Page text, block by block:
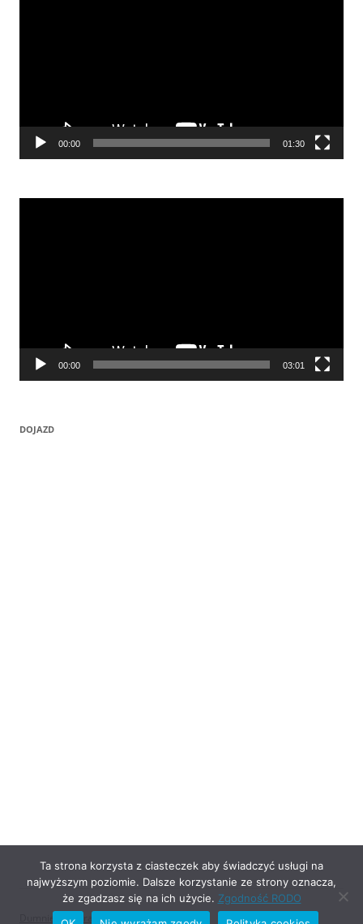
00:00 01:30
Odtwarzacz
00:00 03:01
DOJAZD
Dumnie wspierane przez WordPress
Ta strona korzysta z ciasteczek aby świadczyć usługi na
najwyższym poziomie. Dalsze korzystanie ze strony oznacza,
że zgadzasz się na ich użycie. Zgodność RODO